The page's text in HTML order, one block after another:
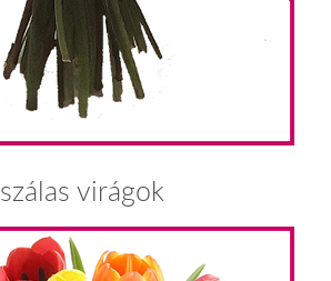
szálas virágok